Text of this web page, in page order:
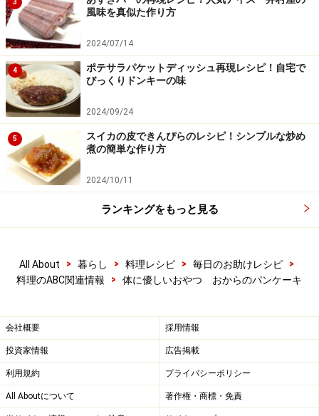
3
風味を真似た作り方
2024/07/14
4
ポテサラパケットディッシュ再現レシピ！自宅で
びっくりドンキーの味
2024/09/24
5
スイカの皮できんぴらのレシピ！シンプルな炒め
煮の簡単な作り方
2024/10/11
ランキングをもっと見る
All About > 暮らし > 料理レシピ > 毎日のお助けレシピ
>
料理のABC関連情報
> 体に優しいおやつ おからのパンケーキ
会社概要 採用情報
投資家情報 広告掲載
利用規約 プライバシーポリシー
All Aboutについて 著作権・商標・免責